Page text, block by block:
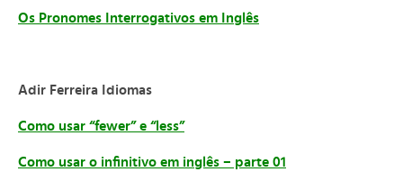
Os Pronomes Interrogativos em Inglês
Adir Ferreira Idiomas
Como usar “fewer” e “less”
Como usar o infinitivo em inglês – parte 01